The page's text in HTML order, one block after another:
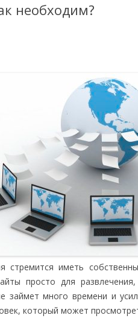
необходим?
стремится иметь
просто для
займет много времени и
который может